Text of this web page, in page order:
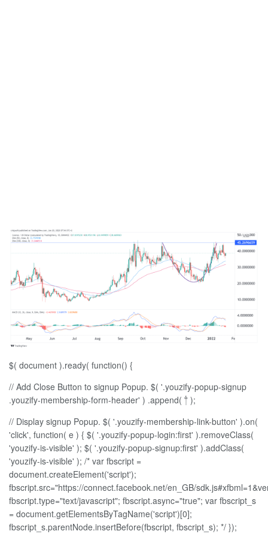
$( document ).ready( function() {
// Add Close Button to signup Popup. $( '.youzify-popup-signup
.youzify-membership-form-header' ) .append( '' );
// Display signup Popup. $( '.youzify-membership-link-button' ).on(
'click', function( e ) { $( '.youzify-popup-login:first' ).removeClass(
'youzify-is-visible' ); $( '.youzify-popup-signup:first' ).addClass(
'youzify-is-visible' ); /* var fbscript =
document.createElement('script');
fbscript.src="https://connect.facebook.net/en_GB/
fbscript.type="text/javascript"; fbscript.async="true"; var fbscript_s
= document.getElementsByTagName('script')[0];
fbscript_s.parentNode.insertBefore(fbscript, fbscript_s); */ });